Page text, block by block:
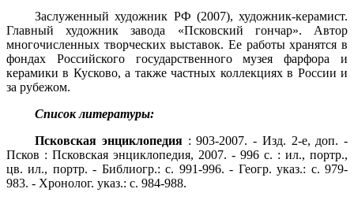
Заслуженный художник РФ (2007), художник-керамист.
Главный художник завода «Псковский гончар». Автор
многочисленных творческих выставок. Ее работы хранятся в
фондах Российского государственного музея фарфора и
керамики в Кусково, а также частных коллекциях в России и
за рубежом.
Список литературы:
Псковская энциклопедия: 903-2007. - Изд. 2-е, доп. -
Псков : Псковская энциклопедия, 2007. - 996 с. : ил., портр.,
цв. ил., портр. - Библиогр.: с. 991-996. - Геогр. указ.: с. 979-
983. - Хронолог. указ.: с. 984-988.